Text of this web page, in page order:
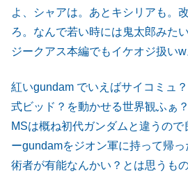
よ、シャアは。あとキシリアも。
ろ。なんで若い時には鬼太郎みた
ジークアス本編でもイケオジ扱いw
紅いgundam でいえばサイコミュ
式ビッド？を動かせる世界観ふぁ
MSは概ね初代ガンダムと違うので
ーgundamをジオン軍に持って帰
術者が有能なんかい？とは思うも